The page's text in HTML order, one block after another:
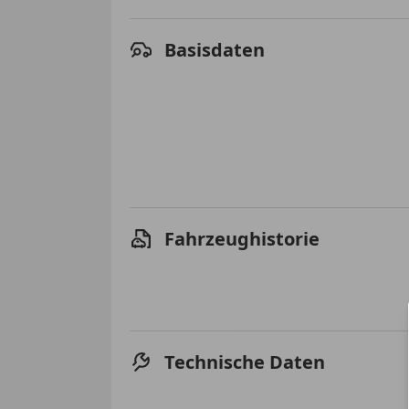
Basisdaten
Fahrzeughistorie
Technische Daten